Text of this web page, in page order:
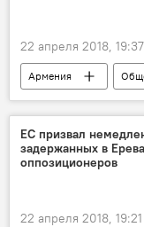
22 апреля 2018, 19:37
Армения
Политика
ведомство
полиция
ЕС призвал
задержанных в
оппозиционеров
22 апреля 2018, 19:21